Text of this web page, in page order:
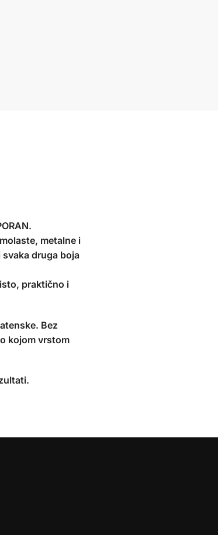
metalne i
druga boja
praktično i
Bez
kojom vrstom